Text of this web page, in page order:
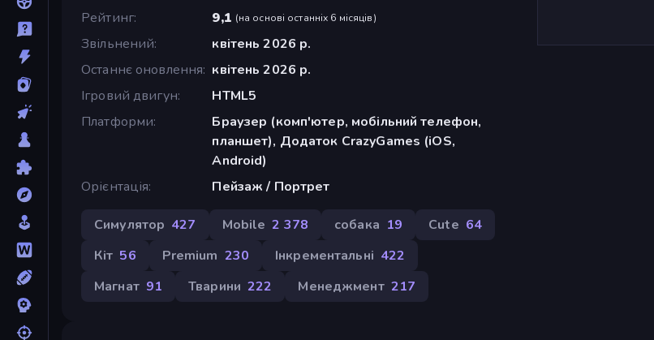
Рейтинг
9,1 (на основі останніх 6 місяців)
Звільнений
квітень 2026 р.
Останнє оновлення квітень 2026 р.
Ігровий двигун
HTML5
Платформи
Браузер (комп'ютер, мобільний телефон,
планшет), Додаток CrazyGames (iOS,
Android)
Орієнтація
Пейзаж / Портрет
Симулятор 427 Mobile 2 378 собака 19 Cute 64
Кіт 56 Premium 230 Інкрементальні 422
Магнат 91 Тварини 222 Менеджмент 217